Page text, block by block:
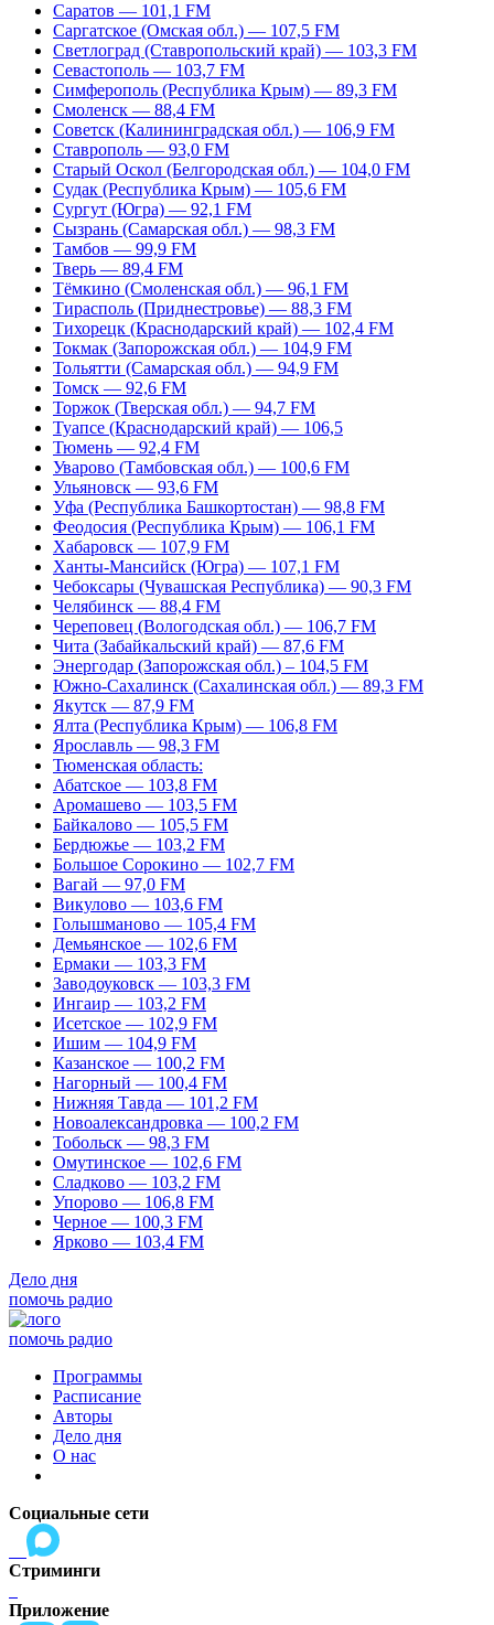
Саратов — 101,1 FM
Саргатское (Омская обл.) — 107,5 FM
Светлоград (Ставропольский край) — 103,3 FM
Севастополь — 103,7 FM
Симферополь (Республика Крым) — 89,3 FM
Смоленск — 88,4 FM
Советск (Калининградская обл.) — 106,9 FM
Ставрополь — 93,0 FM
Старый Оскол (Белгородская обл.) — 104,0 FM
Судак (Республика Крым) — 105,6 FM
Сургут (Югра) — 92,1 FM
Сызрань (Самарская обл.) — 98,3 FM
Тамбов — 99,9 FM
Тверь — 89,4 FM
Тёмкино (Смоленская обл.) — 96,1 FM
Тирасполь (Приднестровье) — 88,3 FM
Тихорецк (Краснодарский край) — 102,4 FM
Токмак (Запорожская обл.) — 104,9 FM
Тольятти (Самарская обл.) — 94,9 FM
Томск — 92,6 FM
Торжок (Тверская обл.) — 94,7 FM
Туапсе (Краснодарский край) — 106,5
Тюмень — 92,4 FM
Уварово (Тамбовская обл.) — 100,6 FM
Ульяновск — 93,6 FM
Уфа (Республика Башкортостан) — 98,8 FM
Феодосия (Республика Крым) — 106,1 FM
Хабаровск — 107,9 FM
Ханты-Мансийск (Югра) — 107,1 FM
Чебоксары (Чувашская Республика) — 90,3 FM
Челябинск — 88,4 FM
Череповец (Вологодская обл.) — 106,7 FM
Чита (Забайкальский край) — 87,6 FM
Энергодар (Запорожская обл.) – 104,5 FM
Южно-Сахалинск (Сахалинская обл.) — 89,3 FM
Якутск — 87,9 FM
Ялта (Республика Крым) — 106,8 FM
Ярославль — 98,3 FM
Тюменская область:
Абатское — 103,8 FM
Аромашево — 103,5 FM
Байкалово — 105,5 FM
Бердюжье — 103,2 FM
Большое Сорокино — 102,7 FM
Вагай — 97,0 FM
Викулово — 103,6 FM
Голышманово — 105,4 FM
Демьянское — 102,6 FM
Ермаки — 103,3 FM
Заводоуковск — 103,3 FM
Ингаир — 103,2 FM
Исетское — 102,9 FM
Ишим — 104,9 FM
Казанское — 100,2 FM
Нагорный — 100,4 FM
Нижняя Тавда — 101,2 FM
Новоалександровка — 100,2 FM
Тобольск — 98,3 FM
Омутинское — 102,6 FM
Сладково — 103,2 FM
Упорово — 106,8 FM
Черное — 100,3 FM
Ярково — 103,4 FM
Дело дня
помочь радио
помочь радио
Программы
Расписание
Авторы
Дело дня
О нас
Социальные сети
Стриминги
Приложение